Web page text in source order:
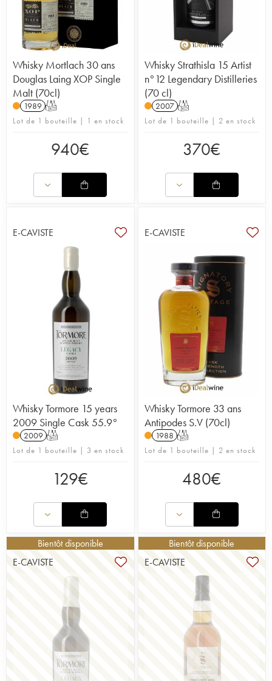
Whisky Mortlach 30 ans
Douglas Laing XOP Single
Malt (70cl)
1989 T
Lot de 1 bouteille | 1 en stock
940€
Whisky Strathisla 15 Artist
n°12 Legendary Distilleries
(70 cl)
2007 T
Lot de 1 bouteille | 2 en stock
370€
E-CAVISTE
Whisky Tormore 15 years
2009 Single Cask 55.9°
2009 T
Lot de 1 bouteille | 3 en stock
129€
E-CAVISTE
Whisky Tormore 33 ans
Antipodes S.V (70cl)
1988 T
Lot de 1 bouteille | 2 en stock
480€
Bientôt disponible
E-CAVISTE
Bientôt disponible
E-CAVISTE